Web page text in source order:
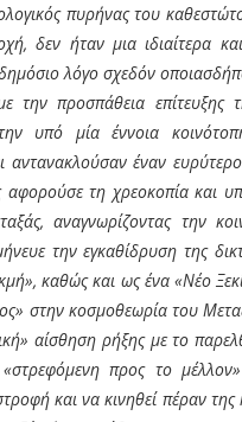
πυρήνας του
δεν ήταν μια ιδιαίτερα
λόγο σχεδόν
την προσπάθεια
υπό μία έννοια
αντανακλούσαν έναν ευρύτερο
τη χρεοκοπία και
αναγνωρίζοντας την
την εγκαθίδρυση της
καθώς και ως ένα «Νέο
στην κοσμοθεωρία του
αίσθηση ρήξης με το
προς το
και να κινηθεί πέραν της